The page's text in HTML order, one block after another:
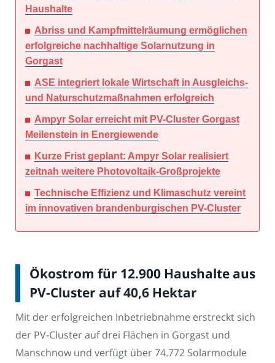
Haushalte
Abriss und Kampfmittelräumung ermöglichen
erfolgreiche nachhaltige Solarnutzung in
Gorgast
ASE integriert lokale Wirtschaft in Ausgleichs-
und Naturschutzmaßnahmen erfolgreich
Ampyr Solar erreicht mit PV-Cluster Gorgast
Meilenstein in Energiewende
Kurze Frist geplant: Ampyr Solar realisiert
zeitnah weitere Photovoltaik-Großprojekte
Technische Effizienz und Klimaschutz vereint
im innovativen brandenburgischen PV-Cluster
Ökostrom für 12.900 Haushalte aus
PV-Cluster auf 40,6 Hektar
Mit der erfolgreichen Inbetriebnahme erstreckt sich
der PV-Cluster auf drei Flächen in Gorgast und
Manschnow und verfügt über 74.772 Solarmodule